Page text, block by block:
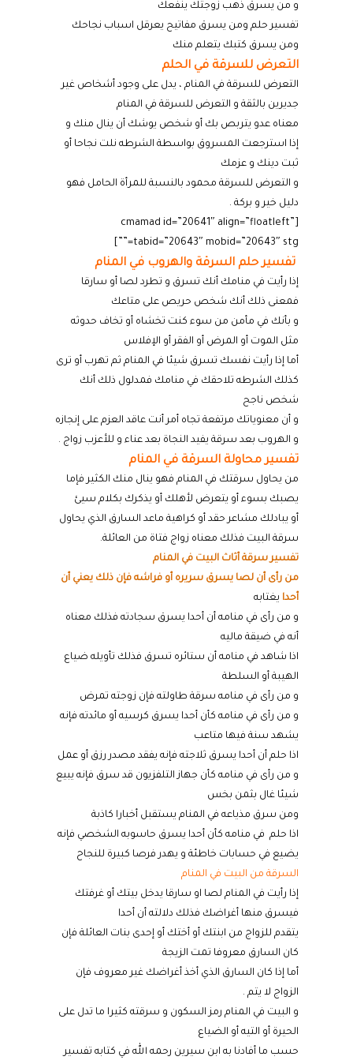
و من يسرق ذهب زوجتك ينفعك
تفسير حلم ومن يسرق مفاتيح يعرقل اسباب نجاحك
ومن يسرق كتبك يتعلم منك
التعرض للسرقة في الحلم
التعرض للسرقة في المنام ، يدل على وجود أشخاص غير
جديرين بالثقة و التعرض للسرقة في المنام
معناه عدو يتربص بك أو شخص يوشك أن ينال منك و
إذا استرجعت المسروق بواسطة الشرطه نلت نجاحا أو
ثبت دينك و عزمك
و التعرض للسرقة محمود بالنسبة للمرأة الحامل فهو
دليل خير و بركة .
[cmamad id=”20641″ align=”floatleft”
tabid=”20643″ mobid=”20643″ stg=””]
تفسير حلم السرقة والهروب في المنام
إذا رأيت في منامك أنك تسرق و تطرد لصا أو سارقا
فمعنى ذلك أنك شخص حريص على متاعك
و بأنك في مأمن من سوء كنت تخشاه أو تخاف حدوثه
مثل الموت أو المرض أو الفقر أو الإفلاس
أما إذا رأيت نفسك تسرق شيئا في المنام ثم تهرب أو ترى
كذلك الشرطه تلاحقك في منامك فمدلول ذلك أنك
شخص ناجح
و أن معنوياتك مرتفعة تجاه أمر أنت عاقد العزم على إنجازه
و الهروب بعد سرقة يفيد النجاة بعد عناء و للأعزب زواج .
تفسير محاولة السرقة في المنام
من يحاول سرقتك في المنام فهو ينال منك الكثير فإما
يصبك بسوء أو يتعرض لأهلك أو يذكرك بكلام سيئ
أو يبادلك مشاعر حقد أو كراهية ماعد السارق الذي يحاول
سرقة البيت فذلك معناه زواج فتاة من العائلة.
تفسير سرقة أثاث البيت في المنام
من رأى أن لصا يسرق سريره أو فراشه فإن ذلك يعني أن
أحدا يغتابه
و من رأى في منامه أن أحدا يسرق سجادته فذلك معناه
أنه في ضيقة ماليه
اذا شاهد في منامه أن ستائره تسرق فذلك تأويله ضياع
الهيبة أو السلطة
و من رأى في منامه سرقة طاولته فإن زوجته تمرض
و من رأى في منامه كأن أحدا يسرق كرسيه أو مائدته فإنه
يشهد سنة فيها متاعب
اذا حلم أن أحدا يسرق ثلاجته فإنه يفقد مصدر رزق أو عمل
و من رأى في منامه كأن جهاز التلفزيون قد سرق فإنه يبيع
شيئا غال بثمن بخس
ومن سرق مذياعه في المنام يستقبل أخبارا كاذبة
اذا حلم في منامه كأن أحدا يسرق حاسوبه الشخصي فإنه
يضيع في حسابات خاطئة و يهدر فرصا كبيرة للنجاح
السرقة من البيت في المنام
إذا رأيت في المنام لصا او سارقا يدخل بيتك أو غرفتك
فيسرق منها أغراضك فذلك دلالته أن أحدا
يتقدم للزواج من ابنتك أو أختك أو إحدى بنات العائلة فإن
كان السارق معروفا تمت الزيجة
أما إذا كان السارق الذي أخذ أغراضك غير معروف فإن
الزواج لا يتم .
و البيت في المنام رمز السكون و سرقته كثيرا ما تدل على
الحيرة أو التيه أو الضياع
حسب ما أفادنا به ابن سيرين رحمه الله في كتابه تفسير